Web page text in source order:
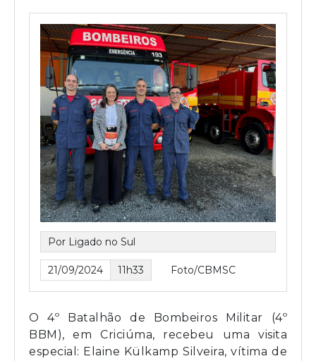
Por Ligado no Sul
21/09/2024 11h33 Foto/CBMSC
O 4º Batalhão de Bombeiros Militar (4º
BBM), em Criciúma, recebeu uma visita
especial: Elaine Külkamp Silveira, vítima de